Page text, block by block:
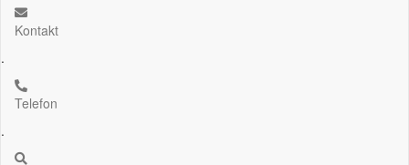
Kontakt
.
Telefon
.